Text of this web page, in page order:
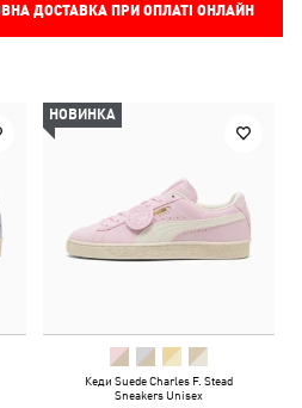
ДОСТАВКА ПРИ ОПЛАТІ ОНЛАЙН
НОВИНКА
Кеди Suede Charles F. Stead
Sneakers Unisex